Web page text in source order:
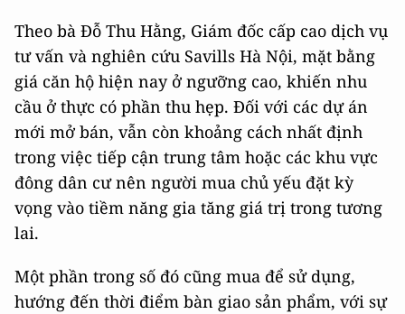
Theo bà Đỗ Thu Hằng, Giám đốc cấp cao dịch vụ
tư vấn và nghiên cứu Savills Hà Nội, mặt bằng
giá căn hộ hiện nay ở ngưỡng cao, khiến nhu
cầu ở thực có phần thu hẹp. Đối với các dự án
mới mở bán, vẫn còn khoảng cách nhất định
trong việc tiếp cận trung tâm hoặc các khu vực
đông dân cư nên người mua chủ yếu đặt kỳ
vọng vào tiềm năng gia tăng giá trị trong tương
lai.
Một phần trong số đó cũng mua để sử dụng,
hướng đến thời điểm bàn giao sản phẩm, với sự